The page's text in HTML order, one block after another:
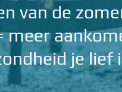
van de
meer
je lief